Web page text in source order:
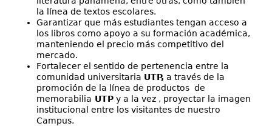
la línea de textos escolares.
Garantizar que más estudiantes tengan acceso a
los libros como apoyo a su formación académica,
manteniendo el precio más competitivo del
mercado.
Fortalecer el sentido de pertenencia entre la
comunidad universitaria UTP, a través de la
promoción de la línea de productos de
memorabilia UTP y a la vez , proyectar la imagen
institucional entre los visitantes de nuestro
Campus.